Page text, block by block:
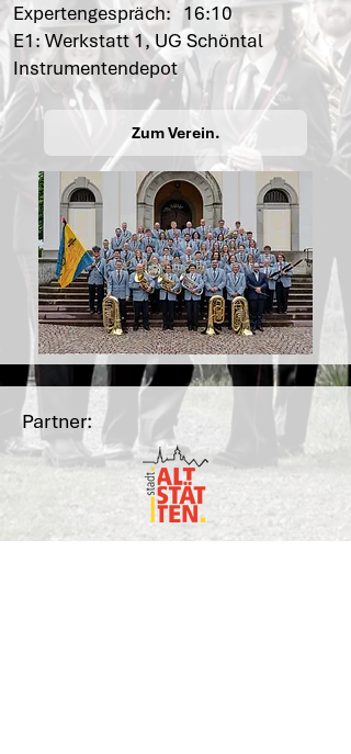
Expertengespräch: 16:10
E1: Werkstatt 1, UG Schöntal
Instrumentendepot
Zum Verein.
Partner: